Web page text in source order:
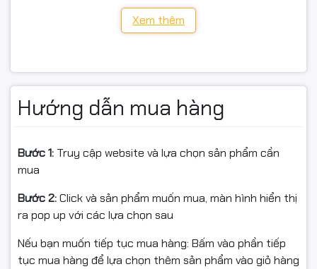
Cổng đồng: 24 × RJ45 10/100/1000 Mbps (PoE+
Uplink: 2 × SFP
PoE budget: 250 W (tối đa 30 W/cổng)
Tính năng chính: Priority Mode; PoE Auto-Recovery;
VLAN; QoS; IGMP Snooping; Smart Power Management;
Plug & Play
Phù hợp: Camera IP, Access Point, IP Phone, IPTV, văn
phòng/SMB
Xem thêm
Hướng dẫn mua hàng
Bước 1: Truy cập website và lựa chọn sản phẩm cần
mua
Bước 2:Click và sản phẩm muốn mua, màn hình hiển thị
ra pop up với các lựa chọn sau
Nếu bạn muốn tiếp tục mua hàng: Bấm vào phần tiếp
tục mua hàng để lựa chọn thêm sản phẩm vào giỏ hàng